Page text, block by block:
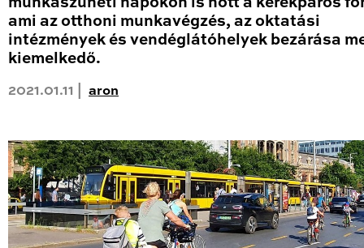
ami az otthoni munkavégzés, az oktatási
intézmények és vendéglátóhelyek bezárása
kiemelkedő.
2021.01.11 | aron